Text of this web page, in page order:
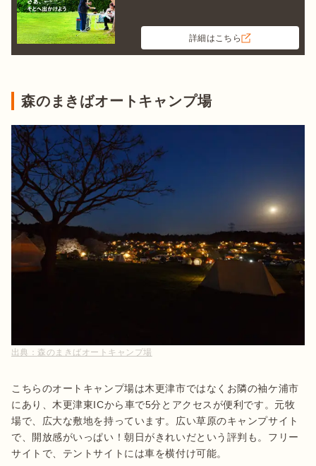
詳細はこちら
森のまきばオートキャンプ場
出典： 森のまきばオートキャンプ場
こちらのオートキャンプ場は木更津市ではなくお隣の袖ケ浦市
にあり、木更津東ICから車で5分とアクセスが便利です。元牧
場で、広大な敷地を持っています。広い草原のキャンプサイト
で、開放感がいっぱい！朝日がきれいだという評判も。フリー
サイトで、テントサイトには車を横付け可能。